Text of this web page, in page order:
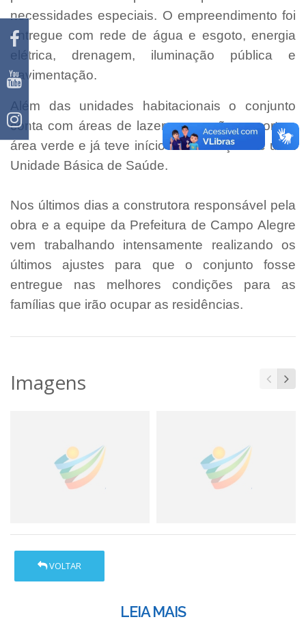
necessidades especiais. O empreendimento foi
entregue com rede de água e esgoto, energia
elétrica, drenagem, iluminação pública e
pavimentação.
Além das unidades habitacionais o conjunto
conta com áreas de lazer, recreação, esportes,
área verde e já teve início a construção de uma
Unidade Básica de Saúde.
Nos últimos dias a construtora responsável pela
obra e a equipe da Prefeitura de Campo Alegre
vem trabalhando intensamente realizando os
últimos ajustes para que o conjunto fosse
entregue nas melhores condições para as
famílias que irão ocupar as residências.
Imagens
VOLTAR
LEIA MAIS